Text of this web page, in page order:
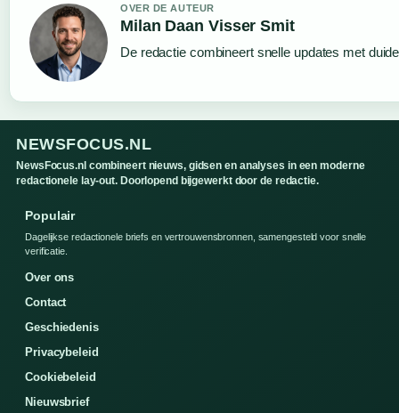
OVER DE AUTEUR
Milan Daan Visser Smit
De redactie combineert snelle updates met
NEWSFOCUS.NL
NewsFocus.nl combineert nieuws, gidsen en analyses in een moderne
redactionele lay-out. Doorlopend bijgewerkt door de redactie.
Populair
Dagelijkse redactionele briefs en vertrouwensbronnen, samengesteld voor snelle
verificatie.
Over ons
Contact
Geschiedenis
Privacybeleid
Cookiebeleid
Nieuwsbrief